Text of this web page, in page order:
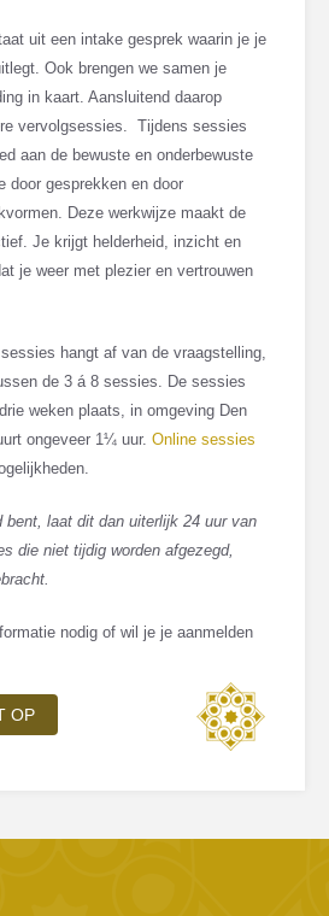
uit een intake gesprek waarin je je
Ook brengen we samen je
in kaart. Aansluitend daarop
vervolgsessies. Tijdens sessies
aan de bewuste en onderbewuste
door gesprekken en door
Deze werkwijze maakt de
Je krijgt helderheid, inzicht en
je weer met plezier en vertrouwen
hangt af van de vraagstelling,
de 3 á 8 sessies. De sessies
weken plaats, in omgeving Den
ongeveer 1¼ uur. Online sessies
bent, laat dit dan uiterlijk 24 uur van
die niet tijdig worden afgezegd,
nodig of wil je je aanmelden
OP